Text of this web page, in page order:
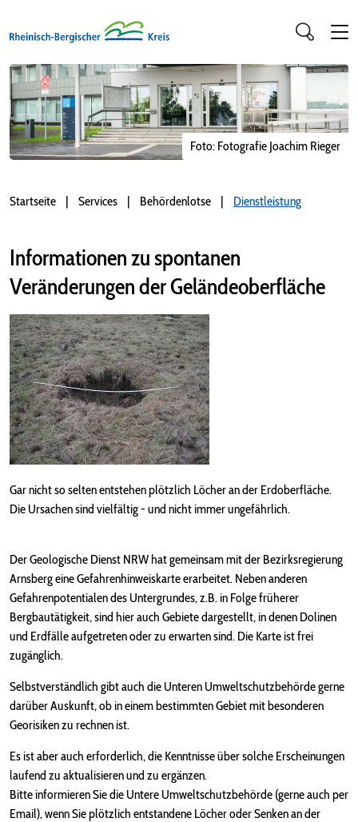
Foto: Fotografie Joachim Rieger
Startseite Services Behördenlotse Dienstleistung
Informationen zu spontanen
Veränderungen der Geländeoberfläche
Gar nicht so selten entstehen plötzlich Löcher an der Erdoberfläche.
Die Ursachen sind vielfältig - und nicht immer ungefährlich.
Der Geologische Dienst NRW hat gemeinsam mit der Bezirksregierung
Arnsberg eine Gefahrenhinweiskarte erarbeitet. Neben anderen
Gefahrenpotentialen des Untergrundes, z.B. in Folge früherer
Bergbautätigkeit, sind hier auch Gebiete dargestellt, in denen Dolinen
und Erdfälle aufgetreten oder zu erwarten sind. Die Karte ist frei
zugänglich.
Selbstverständlich gibt auch die Unteren Umweltschutzbehörde gerne
darüber Auskunft, ob in einem bestimmten Gebiet mit besonderen
Georisiken zu rechnen ist.
Es ist aber auch erforderlich, die Kenntnisse über solche Erscheinungen
laufend zu aktualisieren und zu ergänzen.
Bitte informieren Sie die Untere Umweltschutzbehörde (gerne auch per
Email), wenn Sie plötzlich entstandene Löcher oder Senken an der